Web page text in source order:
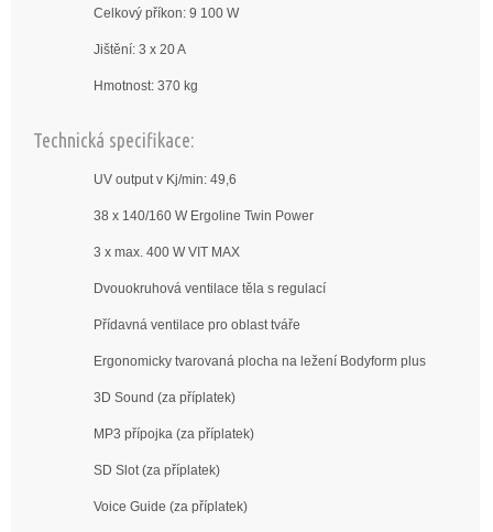
Celkový příkon: 9 100 W
Jištění: 3 x 20 A
Hmotnost: 370 kg
Technická specifikace:
UV output v Kj/min: 49,6
38 x 140/160 W Ergoline Twin Power
3 x max. 400 W VIT MAX
Dvouokruhová ventilace těla s regulací
Přídavná ventilace pro oblast tváře
Ergonomicky tvarovaná plocha na ležení Bodyform plus
3D Sound (za příplatek)
MP3 přípojka (za příplatek)
SD Slot (za příplatek)
Voice Guide (za příplatek)